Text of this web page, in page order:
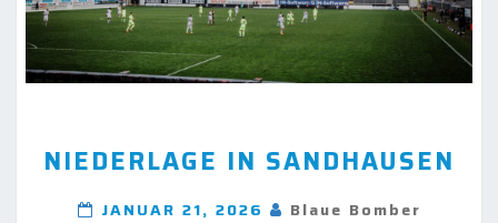
IN
NIEDERLAGE IN SANDHAUSEN
JANUAR 21, 2026 Blaue Bomber